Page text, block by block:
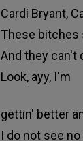
Cardi Bryant,
These bitches
And they can't
Look, ayy, I'm
gettin' better
I do not see